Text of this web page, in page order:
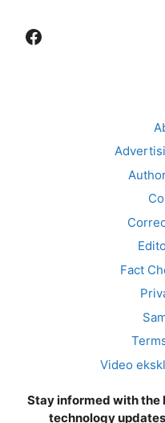
Facebook
Fact
Video
Stay informed with the
technology